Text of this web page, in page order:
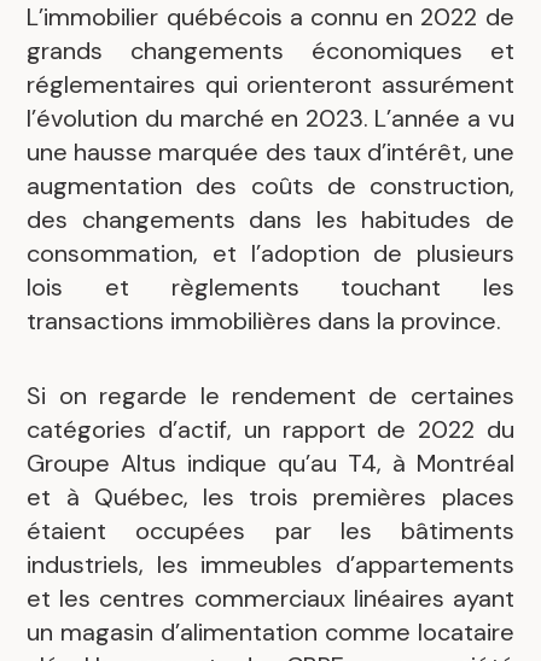
L’immobilier québécois a connu en 2022 de
grands changements économiques et
réglementaires qui orienteront assurément
l’évolution du marché en 2023. L’année a vu
une hausse marquée des taux d’intérêt, une
augmentation des coûts de construction,
des changements dans les habitudes de
consommation, et l’adoption de plusieurs
lois et règlements touchant les
transactions immobilières dans la province.
Si on regarde le rendement de certaines
catégories d’actif, un rapport de 2022 du
Groupe Altus indique qu’au T4, à Montréal
et à Québec, les trois premières places
étaient occupées par les bâtiments
industriels, les immeubles d’appartements
et les centres commerciaux linéaires ayant
un magasin d’alimentation comme locataire